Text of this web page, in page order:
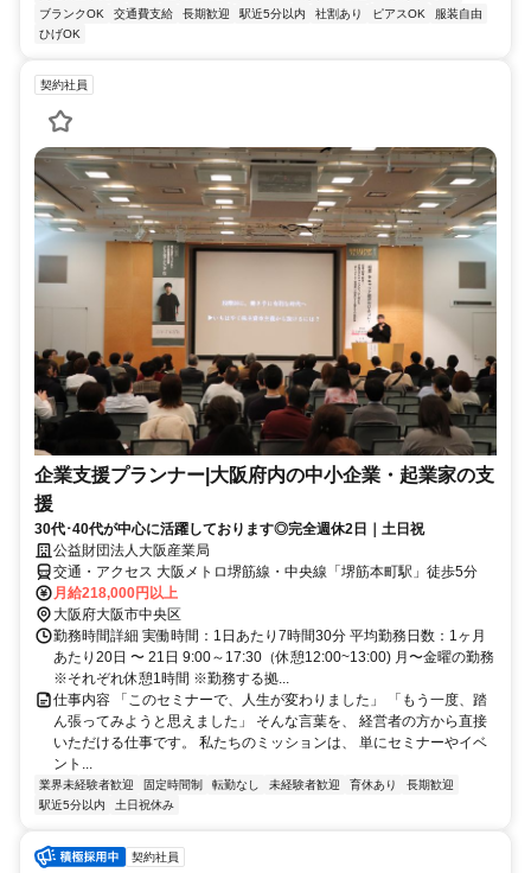
ブランクOK
交通費支給 長期歓迎 駅近5分以内 社割あり ピアスOK
服装自由
ひげOK
契約社員
企業支援プランナー|大阪府内の中小企業・起業家の支
援
30代･40代が中心に活躍しております◎完全週休2日｜土日祝
公益財団法人大阪産業局
交通・アクセス 大阪メトロ堺筋線・中央線「堺筋本町駅」徒歩5分
月給218,000円以上
大阪府大阪市中央区
勤務時間詳細 実働時間：1日あたり7時間30分 平均勤務日数：1ヶ月
あたり20日 〜 21日 9:00～17:30（休憩12:00~13:00) 月〜金曜の勤務
※それぞれ休憩1時間 ※勤務する拠...
仕事内容 「このセミナーで、人生が変わりました」 「もう一度、踏
ん張ってみようと思えました」 そんな言葉を、 経営者の方から直接
いただける仕事です。 私たちのミッションは、 単にセミナーやイベ
ント...
業界未経験者歓迎 固定時間制 転勤なし 未経験者歓迎 育休あり
長期歓迎
駅近5分以内
土日祝休み
契約社員